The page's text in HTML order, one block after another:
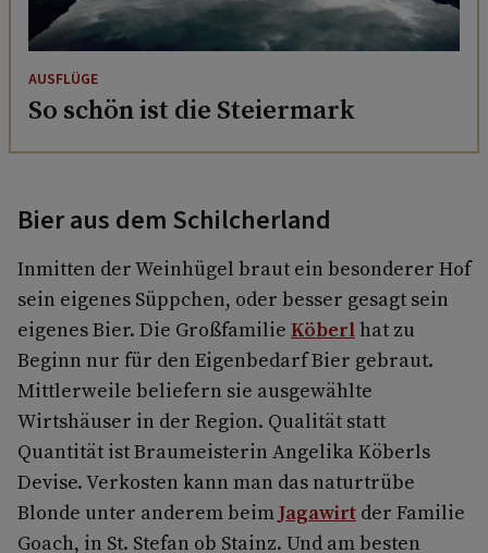
AUSFLÜGE
So schön ist die Steiermark
Bier aus dem Schilcherland
Inmitten der Weinhügel braut ein besonderer Hof
sein eigenes Süppchen, oder besser gesagt sein
eigenes Bier. Die Großfamilie Köberlhat zu
Beginn nur für den Eigenbedarf Bier gebraut.
Mittlerweile beliefern sie ausgewählte
Wirtshäuser in der Region. Qualität statt
Quantität ist Braumeisterin Angelika Köberls
Devise. Verkosten kann man das naturtrübe
Blonde unter anderem beimJagawirt der Familie
Goach, in St. Stefan ob Stainz. Und am besten